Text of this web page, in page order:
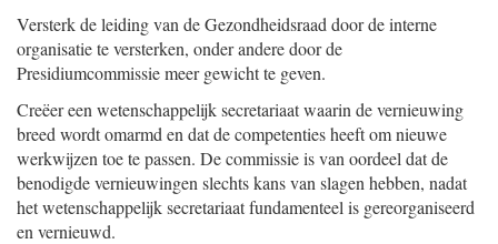
Versterk de leiding van de Gezondheidsraad door de interne
organisatie te versterken, onder andere door de
Presidiumcommissie meer gewicht te geven.
Creëer een wetenschappelijk secretariaat waarin de vernieuwing
breed wordt omarmd en dat de competenties heeft om nieuwe
werkwijzen toe te passen. De commissie is van oordeel dat de
benodigde vernieuwingen slechts kans van slagen hebben, nadat
het wetenschappelijk secretariaat fundamenteel is gereorganiseerd
en vernieuwd.